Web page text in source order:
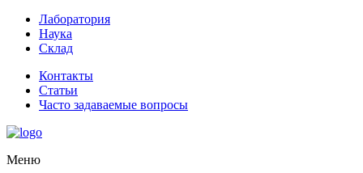
Лаборатория
Наука
Склад
Контакты
Статьи
Часто задаваемые вопросы
Меню